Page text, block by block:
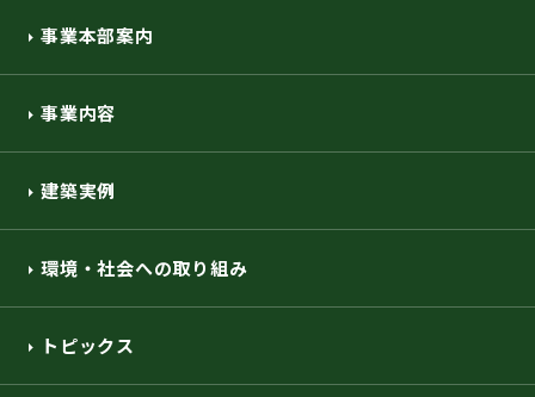
事業本部案内
事業内容
建築実例
環境・社会への取り組み
トピックス